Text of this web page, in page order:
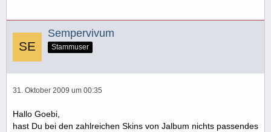
Sempervivum
Stammuser
31. Oktober 2009 um 00:35
Hallo Goebi,
hast Du bei den zahlreichen Skins von Jalbum nichts passendes